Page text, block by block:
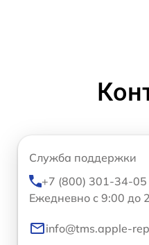
Служба поддержки
+7 (800) 301-34-05
Ежедневно с 9:00 до
info@tms.apple-